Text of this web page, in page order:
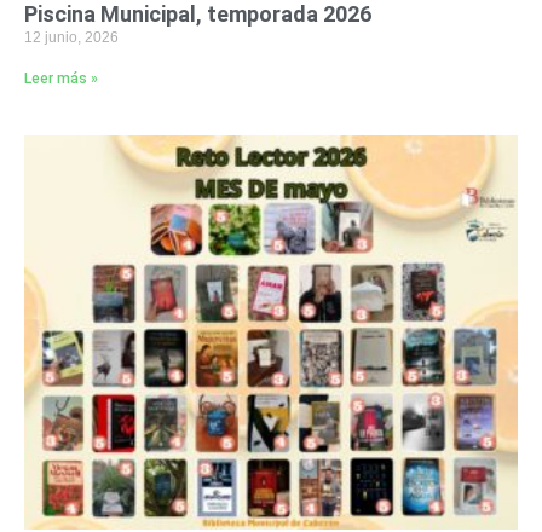
Piscina Municipal, temporada 2026
12 junio, 2026
Leer más »